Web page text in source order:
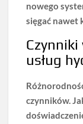
nowego
sięgać nawet
Czynniki
usług
czynników.